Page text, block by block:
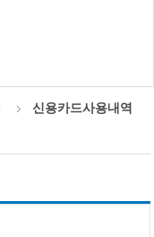
신용카드사용내역